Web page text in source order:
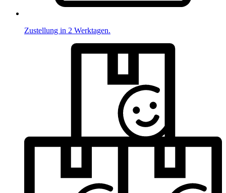
Zustellung in 2 Werktagen.